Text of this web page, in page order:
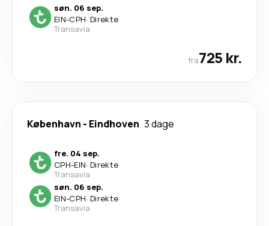
søn. 06 sep.
EIN-CPH· Direkte
Transavia
fra725 kr.
København - Eindhoven 3 dage
fre. 04 sep.
CPH-EIN· Direkte
Transavia
søn. 06 sep.
EIN-CPH· Direkte
Transavia